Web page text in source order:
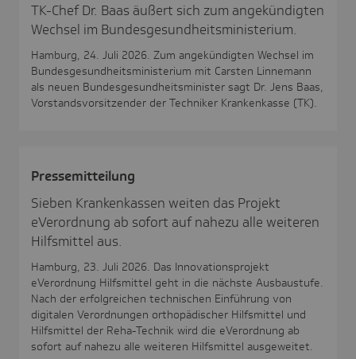
TK-Chef Dr. Baas äußert sich zum angekündigten
Wechsel im Bundesgesundheitsministerium.
Hamburg, 24. Juli 2026. Zum angekündigten Wechsel im
Bundesgesundheitsministerium mit Carsten Linnemann
als neuen Bundesgesundheitsminister sagt Dr. Jens Baas,
Vorstandsvorsitzender der Techniker Krankenkasse (TK).
Pres­se­mit­tei­lung
Sieben Krankenkassen weiten das Projekt
eVerordnung ab sofort auf nahezu alle weiteren
Hilfsmittel aus.
Hamburg, 23. Juli 2026. Das Innovationsprojekt
eVerordnung Hilfsmittel geht in die nächste Ausbaustufe.
Nach der erfolgreichen technischen Einführung von
digitalen Verordnungen orthopädischer Hilfsmittel und
Hilfsmittel der Reha-Technik wird die eVerordnung ab
sofort auf nahezu alle weiteren Hilfsmittel ausgeweitet.